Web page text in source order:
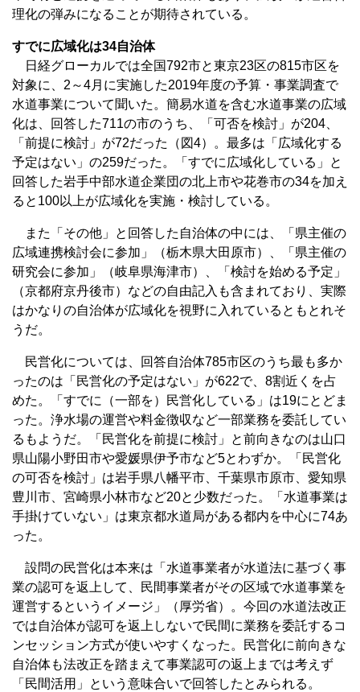
理化の弾みになることが期待されている。
すでに広域化は34自治体
日経グローカルでは全国792市と東京23区の815市区を
対象に、2～4月に実施した2019年度の予算・事業調査で
水道事業について聞いた。簡易水道を含む水道事業の広域
化は、回答した711の市のうち、「可否を検討」が204、
「前提に検討」が72だった（図4）。最多は「広域化する
予定はない」の259だった。「すでに広域化している」と
回答した岩手中部水道企業団の北上市や花巻市の34を加え
ると100以上が広域化を実施・検討している。
また「その他」と回答した自治体の中には、「県主催の
広域連携検討会に参加」（栃木県大田原市）、「県主催の
研究会に参加」（岐阜県海津市）、「検討を始める予定」
（京都府京丹後市）などの自由記入も含まれており、実際
はかなりの自治体が広域化を視野に入れているともとれそ
うだ。
民営化については、回答自治体785市区のうち最も多か
ったのは「民営化の予定はない」が622で、8割近くを占
めた。「すでに（一部を）民営化している」は19にとどま
った。浄水場の運営や料金徴収など一部業務を委託してい
るもようだ。「民営化を前提に検討」と前向きなのは山口
県山陽小野田市や愛媛県伊予市など5とわずか。「民営化
の可否を検討」は岩手県八幡平市、千葉県市原市、愛知県
豊川市、宮崎県小林市など20と少数だった。「水道事業は
手掛けていない」は東京都水道局がある都内を中心に74あ
った。
設問の民営化は本来は「水道事業者が水道法に基づく事
業の認可を返上して、民間事業者がその区域で水道事業を
運営するというイメージ」（厚労省）。今回の水道法改正
では自治体が認可を返上しないで民間に業務を委託するコ
ンセッション方式が使いやすくなった。民営化に前向きな
自治体も法改正を踏まえて事業認可の返上までは考えず
「民間活用」という意味合いで回答したとみられる。